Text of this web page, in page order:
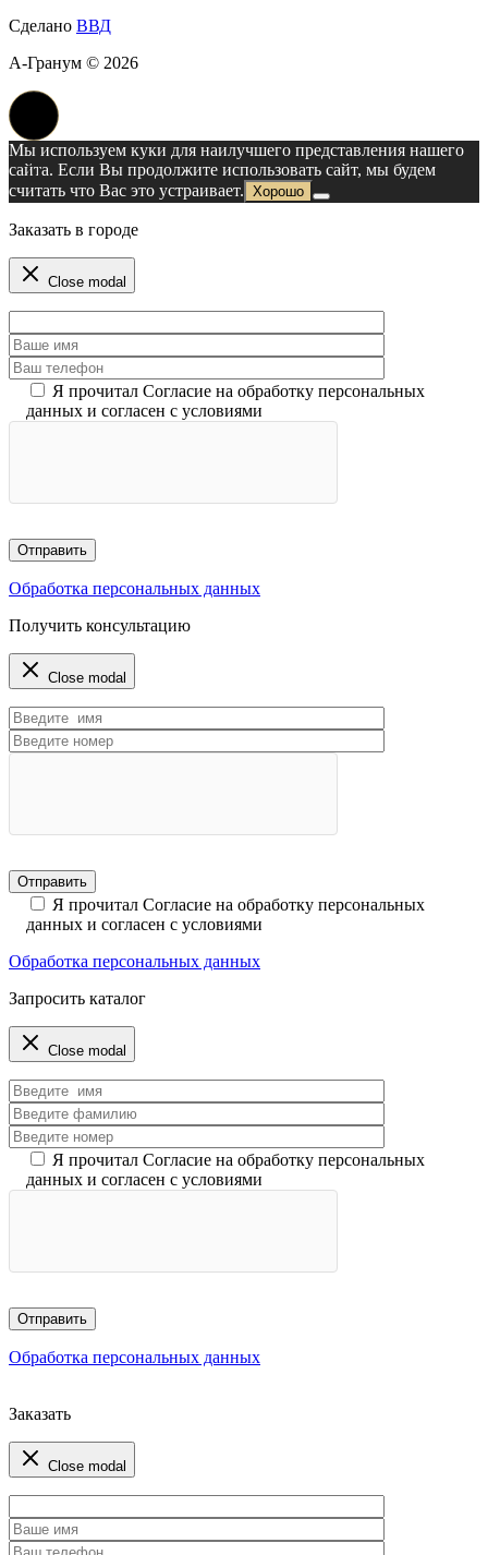
Сделано ВВД
А-Гранум © 2026
Мы используем куки для наилучшего представления нашего
сайта. Если Вы продолжите использовать сайт, мы будем
считать что Вас это устраивает. Хорошо
Заказать в городе
Close modal
Я прочитал Согласие на обработку персональных
данных и согласен с условиями
Обработка персональных данных
Получить консультацию
Close modal
Я прочитал Согласие на обработку персональных
данных и согласен с условиями
Обработка персональных данных
Запросить каталог
Close modal
Я прочитал Согласие на обработку персональных
данных и согласен с условиями
Обработка персональных данных
Заказать
Close modal